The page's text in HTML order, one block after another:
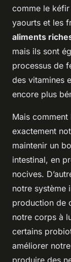
comme le
yaourts et les
aliments
mais ils sont
processus de
des vitamines
encore plus
Mais
exactement
maintenir un
intestinal, en
nocives.
notre système
production de
notre corps à
certains
améliorer